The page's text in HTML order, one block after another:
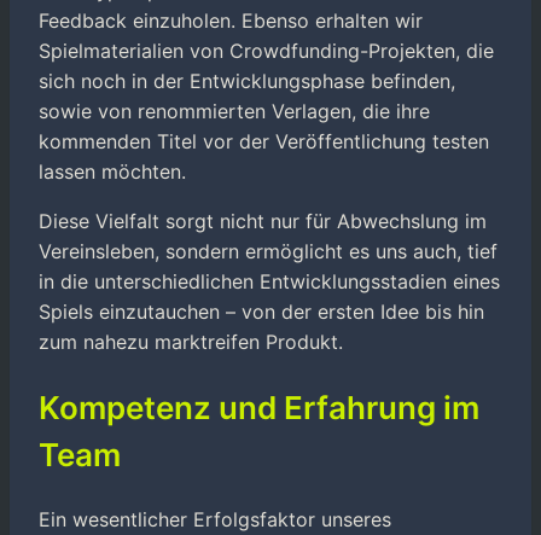
Feedback einzuholen. Ebenso erhalten wir
Spielmaterialien von Crowdfunding-Projekten, die
sich noch in der Entwicklungsphase befinden,
sowie von renommierten Verlagen, die ihre
kommenden Titel vor der Veröffentlichung testen
lassen möchten.
Diese Vielfalt sorgt nicht nur für Abwechslung im
Vereinsleben, sondern ermöglicht es uns auch, tief
in die unterschiedlichen Entwicklungsstadien eines
Spiels einzutauchen – von der ersten Idee bis hin
zum nahezu marktreifen Produkt.
Kompetenz und Erfahrung im
Team
Ein wesentlicher Erfolgsfaktor unseres